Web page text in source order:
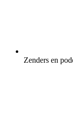
Zenders en